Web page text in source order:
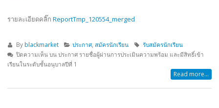
รายละเอียดคลิ๊ก ReportTmp_120554_merged
By blackmarket ประกาศ ,สมัครนักเรียน
รับสมัครนักเรียน
ปิดความเห็นบน ประกาศ รายชื่อผู้ผ่านการประเมินความพร้อม และมีสิทธิ์เข้า
เรียนในระดับชั้นอนุบาลปีที่ 1
Read more...